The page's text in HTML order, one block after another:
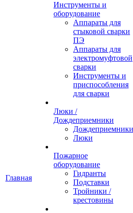
Главная
Инструменты и
оборудование
Аппараты для
стыковой сварки
ПЭ
Аппараты для
электромуфтовой
сварки
Инструменты и
приспособления
для сварки
Люки /
Дождеприемники
Дождеприемники
Люки
Пожарное
оборудование
Гидранты
Подставки
Тройники /
крестовины